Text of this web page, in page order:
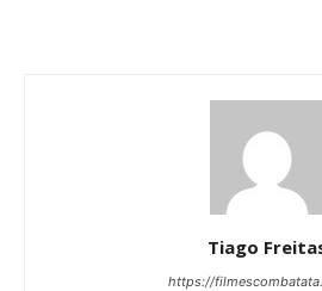
Tiago
https://